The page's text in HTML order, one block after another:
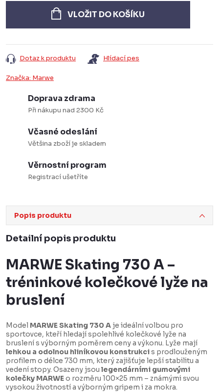
cena:
VLOŽIT DO KOŠÍKU
Dotaz k produktu Hlídací pes
Značka: Marwe
Doprava zdrama
Při nákupu nad 2300 Kč
Včasné odeslání
Většina zboží je skladem
Věrnostní program
Registrací ušetříte
Popis produktu
Detailní popis produktu
MARWE Skating 730 A –
tréninkové kolečkové lyže na
bruslení
Model MARWE Skating 730 A je ideální volbou pro
sportovce, kteří hledají spolehlivé kolečkové lyže na
bruslení s výborným poměrem ceny a výkonu. Lyže mají
lehkou a odolnou hliníkovou konstrukcis prodlouženým
profilem o délce 730 mm, který zajišťuje lepší stabilitu a
vedení stopy. Osazeny jsou legendárními gumovými
kolečky MARWEo rozměru 100×25 mm – známými svou
vysokou životností a výborným gripem i za mokra.